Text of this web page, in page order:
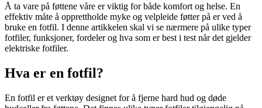
Å ta vare på føttene våre er viktig for både komfort og helse. En
effektiv måte å opprettholde myke og velpleide føtter på er ved å
bruke en fotfil. I denne artikkelen skal vi se nærmere på ulike typer
fotfiler, funksjoner, fordeler og hva som er best i test når det gjelder
elektriske fotfiler.
Hva er en fotfil?
En fotfil er et verktøy designet for å fjerne hard hud og døde